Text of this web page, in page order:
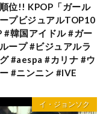
位!! KPOP「ガール
プビジュアルTOP10
#韓国アイドル #ガー
ープ #ビジュアルラ
#aespa #カリナ #ウ
#ニンニン #IVE
イ・ジョンソク